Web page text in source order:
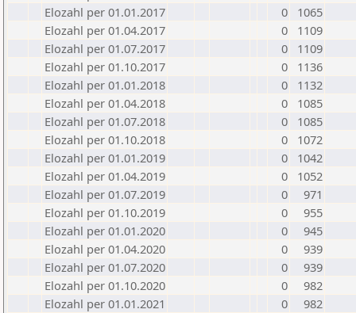
Elozahl per 01.01.2017
0
1065
Elozahl per 01.04.2017
0
1109
Elozahl per 01.07.2017
0
1109
Elozahl per 01.10.2017
0
1136
Elozahl per 01.01.2018
0
1132
Elozahl per 01.04.2018
0
1085
Elozahl per 01.07.2018
0
1085
Elozahl per 01.10.2018
0
1072
Elozahl per 01.01.2019
0
1042
Elozahl per 01.04.2019
0
1052
Elozahl per 01.07.2019
0
971
Elozahl per 01.10.2019
0
955
Elozahl per 01.01.2020
0
945
Elozahl per 01.04.2020
0
939
Elozahl per 01.07.2020
0
939
Elozahl per 01.10.2020
0
982
Elozahl per 01.01.2021
0
982